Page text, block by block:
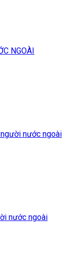
NGOÀI
nước ngoài
nước ngoài